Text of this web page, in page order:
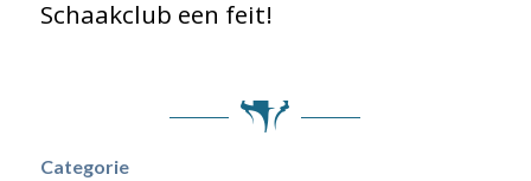
Schaakclub een feit!
Categorie